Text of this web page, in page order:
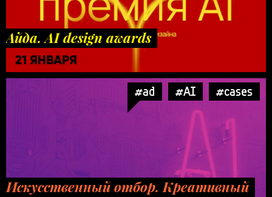
Айда. AI design awards
21 ЯНВАРЯ
#ad #AI #cases
Искусственный отбор. Креативный